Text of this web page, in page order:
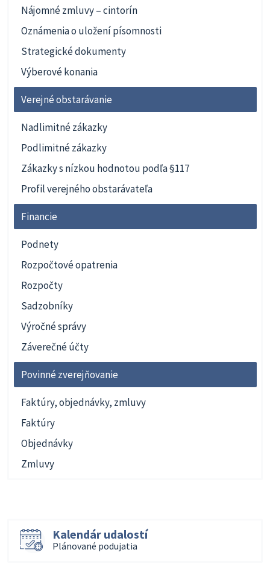
Nájomné zmluvy – cintorín
Oznámenia o uložení písomnosti
Strategické dokumenty
Výberové konania
Verejné obstarávanie
Nadlimitné zákazky
Podlimitné zákazky
Zákazky s nízkou hodnotou podľa §117
Profil verejného obstarávateľa
Financie
Podnety
Rozpočtové opatrenia
Rozpočty
Sadzobníky
Výročné správy
Záverečné účty
Povinné zverejňovanie
Faktúry, objednávky, zmluvy
Faktúry
Objednávky
Zmluvy
Kalendár udalostí
Plánované podujatia